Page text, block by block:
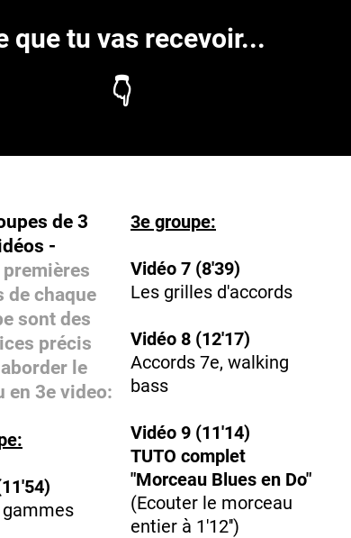
que tu vas recevoir...
👇
de 3
-
premières
de chaque
sont des
précis
le
en 3e video:
gammes
3e groupe:
Vidéo 7 (8'39)
Les grilles d'accords
Vidéo 8 (12'17)
Accords 7e, walking
bass
Vidéo 9 (11'14)
TUTO complet
"Morceau Blues en Do"
(Ecouter le morceau
entier à 1'12'')